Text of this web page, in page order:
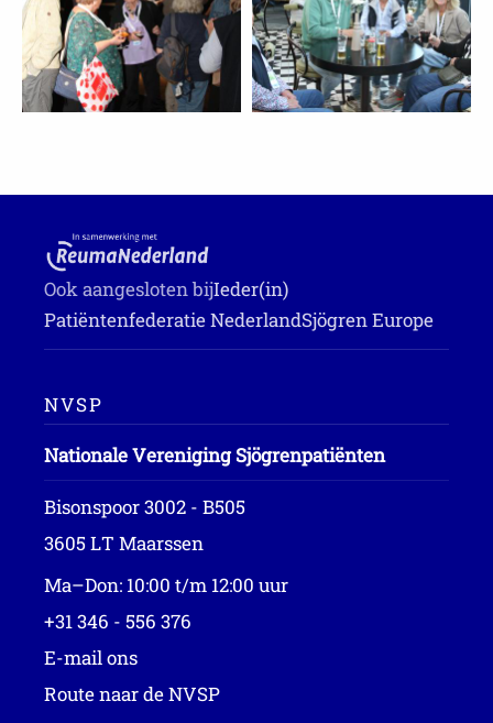
Ook aangesloten bijIeder(in)
Patiëntenfederatie NederlandSjögren Europe
NVSP
Nationale Vereniging Sjögrenpatiënten
Bisonspoor 3002 - B505
3605 LT Maarssen
Ma–Don: 10:00 t/m 12:00 uur
+31 346 - 556 376
E-mail ons
Route naar de NVSP